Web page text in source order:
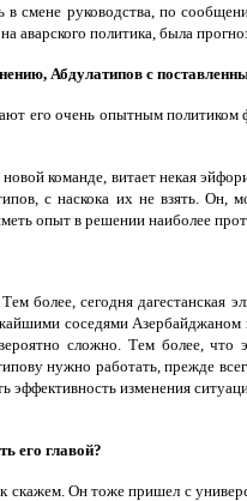
смене руководства, по
аварского политика, была
Абдулатипов с
его очень опытным
команде, витает некая
с наскока их не взять.
опыт в решении наиболее
более, сегодня
соседями
сложно. Тем более,
нужно работать, прежде
изменения
его главой?
Он тоже пришел с